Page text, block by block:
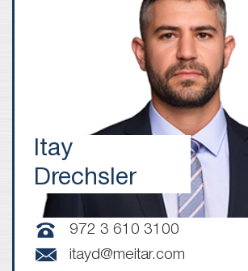
Itay
Drechsler
972 3 610 3100
itayd@meitar.com